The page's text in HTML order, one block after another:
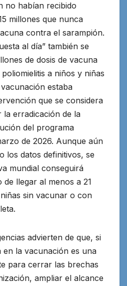
no habían recibido
millones que nunca
contra el sarampión.
al día” también se
de dosis de vacuna
a niños y niñas
estaba
que se considera
la erradicación de la
del programa
de 2026. Aunque aún
los datos definitivos, se
mundial conseguirá
llegar al menos a 21
sin vacunar o con
advierten de que, si
en la vacunación es una
para cerrar las brechas
ampliar el alcance